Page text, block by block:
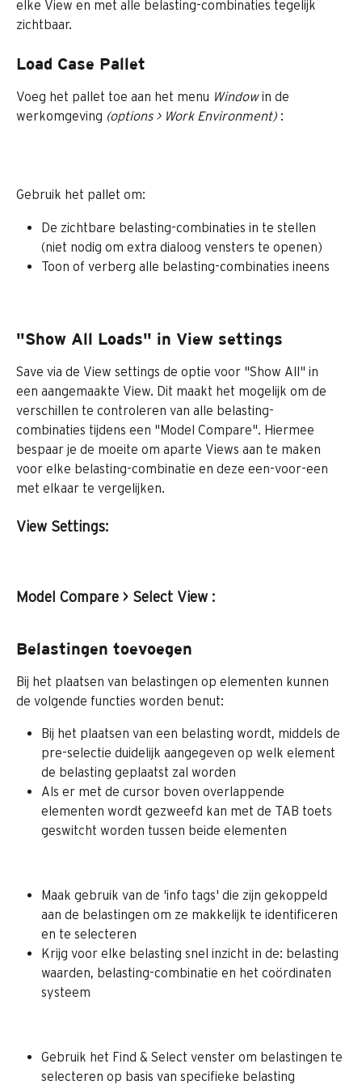
elke View en met alle belasting-combinaties tegelijk
zichtbaar.
Load Case Pallet
Voeg het pallet toe aan het menu Window in de
werkomgeving (options > Work Environment) :
Gebruik het pallet om:
De zichtbare belasting-combinaties in te stellen
(niet nodig om extra dialoog vensters te openen)
Toon of verberg alle belasting-combinaties ineens
"Show All Loads" in View settings
Save via de View settings de optie voor "Show All" in
een aangemaakte View. Dit maakt het mogelijk om de
verschillen te controleren van alle belasting-
combinaties tijdens een "Model Compare". Hiermee
bespaar je de moeite om aparte Views aan te maken
voor elke belasting-combinatie en deze een-voor-een
met elkaar te vergelijken.
View Settings:
Model Compare > Select View :
Belastingen toevoegen
Bij het plaatsen van belastingen op elementen kunnen
de volgende functies worden benut:
Bij het plaatsen van een belasting wordt, middels de
pre-selectie duidelijk aangegeven op welk element
de belasting geplaatst zal worden
Als er met de cursor boven overlappende
elementen wordt gezweefd kan met de TAB toets
geswitcht worden tussen beide elementen
Maak gebruik van de 'info tags' die zijn gekoppeld
aan de belastingen om ze makkelijk te identificeren
en te selecteren
Krijg voor elke belasting snel inzicht in de: belasting
waarden, belasting-combinatie en het coördinaten
systeem
Gebruik het Find & Select venster om belastingen te
selecteren op basis van specifieke belasting